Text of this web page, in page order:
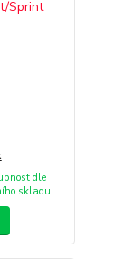
dle
skladu